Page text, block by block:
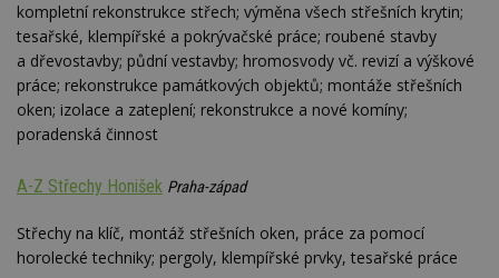
kompletní rekonstrukce střech; výměna všech střešních krytin;
tesařské, klempířské a pokrývačské práce; roubené stavby
a dřevostavby; půdní vestavby; hromosvody vč. revizí a výškové
práce; rekonstrukce památkových objektů; montáže střešních
oken; izolace a zateplení; rekonstrukce a nové komíny;
poradenská činnost
A-Z Střechy Honišek Praha-západ
Střechy na klíč, montáž střešních oken, práce za pomocí
horolecké techniky; pergoly, klempířské prvky, tesařské práce